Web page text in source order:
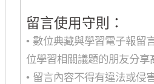
留言使用守則：
• 數位典藏與學習電子報留
位學習相關議題的朋友分
• 留言內容不得有違法或侵